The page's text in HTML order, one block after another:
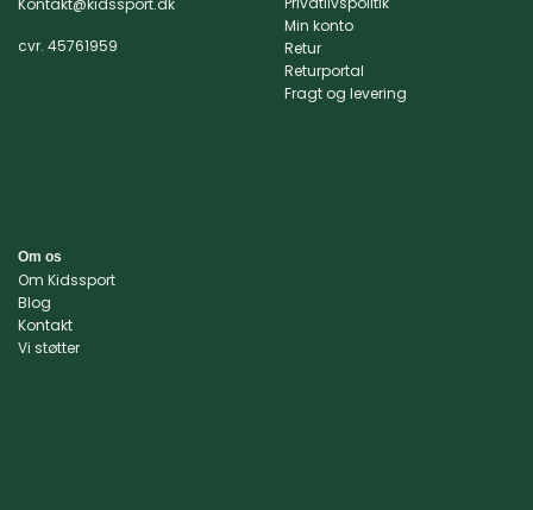
Kontakt@kidssport.dk
cvr. 45761959
Min konto
Retur
Returportal
Fragt og levering
Om os
Om Kidssport
Blog
Kontakt
Vi støtter